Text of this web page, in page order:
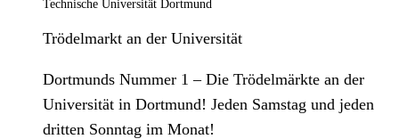
Technische Universität Dortmund
Trödelmarkt an der Universität
Dortmunds Nummer 1 – Die Trödelmärkte an der
Universität in Dortmund! Jeden Samstag und jeden
dritten Sonntag im Monat!